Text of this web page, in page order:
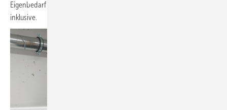
Eigenbedarf der Einrichtung zu planen, elektrische Fahrzeugflotte
inklusive.